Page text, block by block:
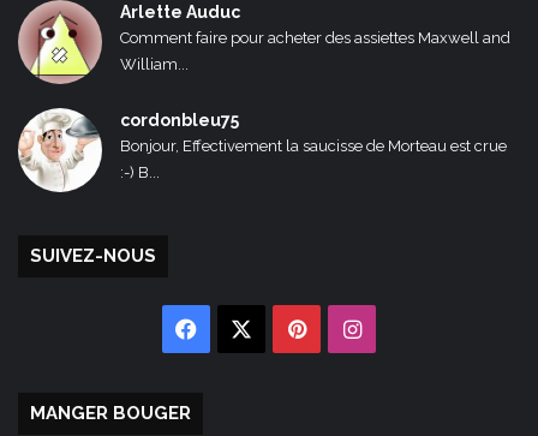
Arlette Auduc
Comment faire pour acheter des assiettes Maxwell and
William...
cordonbleu75
Bonjour, Effectivement la saucisse de Morteau est crue
:-) B...
SUIVEZ-NOUS
Facebook PinterestInstagram
MANGER BOUGER